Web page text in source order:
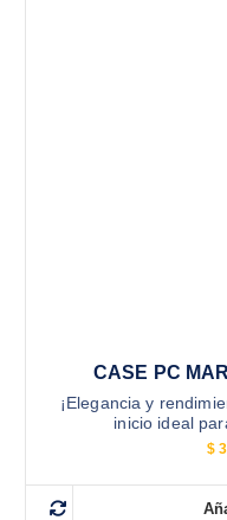
CASE PC
¡Elegancia y
inicio ideal
$